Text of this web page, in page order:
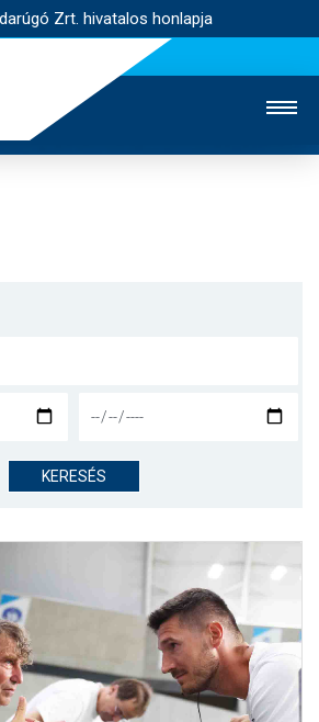
Zrt. hivatalos honlapja
NYITÓLAP
CSAPATOK
GALÉRIA
ÉLMÉNYEK
AKKREDITÁCIÓ
KERESÉS